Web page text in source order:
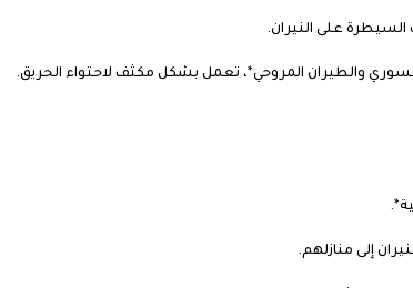
على النيران.
والطيران المروحي*، تعمل بشكل مكثف لاحتواء الحريق.
إلى منازلهم.